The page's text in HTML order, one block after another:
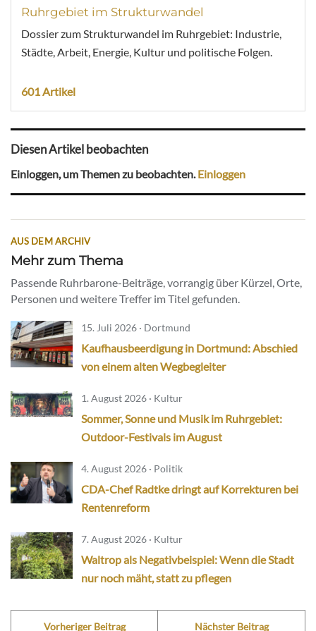
Ruhrgebiet im Strukturwandel
Dossier zum Strukturwandel im Ruhrgebiet: Industrie,
Städte, Arbeit, Energie, Kultur und politische Folgen.
601 Artikel
Diesen Artikel beobachten
Einloggen, um Themen zu beobachten.Einloggen
AUS DEM ARCHIV
Mehr zum Thema
Passende Ruhrbarone-Beiträge, vorrangig über Kürzel, Orte,
Personen und weitere Treffer im Titel gefunden.
15. Juli 2026 · Dortmund
Kaufhausbeerdigung in Dortmund: Abschied
von einem alten Wegbegleiter
1. August 2026 · Kultur
Sommer, Sonne und Musik im Ruhrgebiet:
Outdoor-Festivals im August
4. August 2026 · Politik
CDA-Chef Radtke dringt auf Korrekturen bei
Rentenreform
7. August 2026 · Kultur
Waltrop als Negativbeispiel: Wenn die Stadt
nur noch mäht, statt zu pflegen
Vorheriger Beitrag Nächster Beitrag